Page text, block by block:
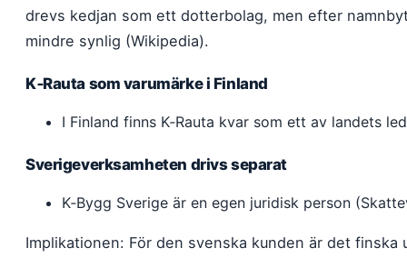
drevs kedjan som ett dotterbolag, men efter
mindre synlig (Wikipedia).
K‑Rauta som varumärke i Finland
I Finland finns K‑Rauta kvar som ett av landets
Sverigeverksamheten drivs separat
K‑Bygg Sverige är en egen juridisk person
Implikationen: För den svenska kunden är det finska